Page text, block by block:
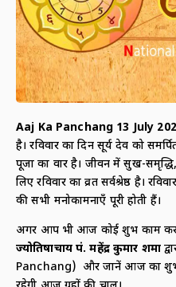
Aaj Ka Panchang 13 July
है। रविवार का दिन सूर्य देव को
पूजा का वार है। जीवन में सुख-
लिए रविवार का व्रत सर्वश्रेष्ठ है।
की सभी मनोकामनाएँ पूरी होती हैं।
अगर आप भी आज कोई शुभ काम
ज्योतिषाचार्य पं. महेंद्र कुमार शर्मा
Panchang) और जानें आज का